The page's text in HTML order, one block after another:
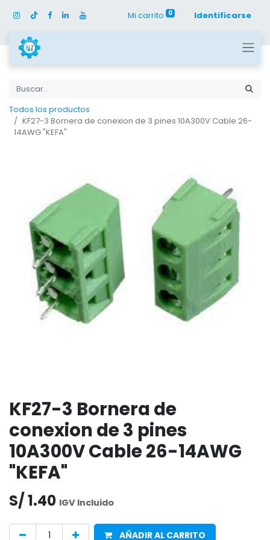
Mi carrito 0 Identificarse
Todos los productos
KF27-3 Bornera de conexion de 3 pines 10A300V Cable 26-
14AWG "KEFA"
KF27-3 Bornera de
conexion de 3 pines
10A300V Cable 26-14AWG
"KEFA"
S/1.40 IGV Incluido
AÑADIR AL CARRITO